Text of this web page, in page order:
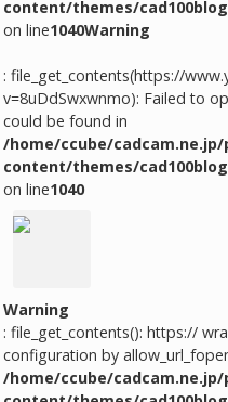
content/themes/
on line1040Warning
: file_get_contents(https://
v=8uDdSwxwnmo): Failed to
could be found in
/home/ccube/
content/themes/
on line1040
Warning
: file_get_contents(): https://
configuration by
/home/ccube/